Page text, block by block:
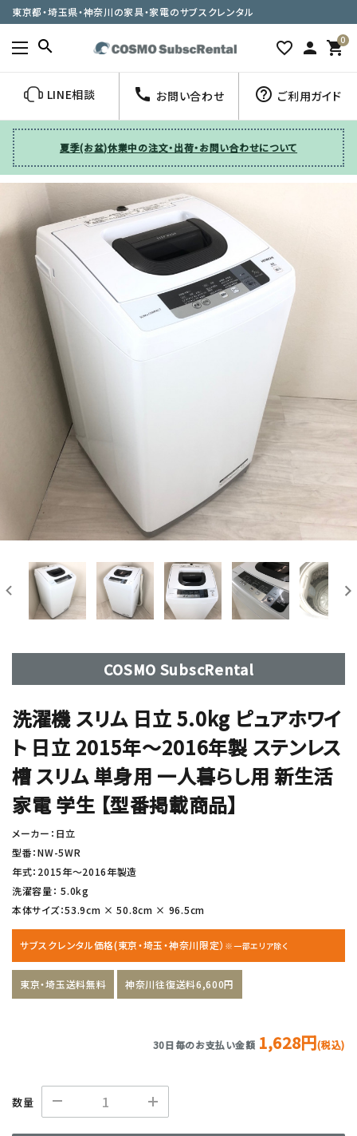
東京都・埼玉県・神奈川の家具・家電のサブスクレンタル
search favorite_border person 0
shopping_cart
LINE相談 call お問い合わせ help_outline ご利用ガイド
夏季(お盆)休業中の注文・出荷・お問い合わせについて
COSMO SubscRental
洗濯機 スリム 日立 5.0kg ピュアホワイ
ト 日立 2015年〜2016年製 ステンレス
槽 スリム 単身用 一人暮らし用 新生活
家電 学生 【型番掲載商品】
メーカー：日立
型番：NW-5WR
年式：2015年〜2016年製造
洗濯容量： 5.0kg
本体サイズ：53.9cm × 50.8cm × 96.5cm
サブスクレンタル価格(東京・埼玉・神奈川限定） ※一部エリア除く
東京・埼玉送料無料 神奈川往復送料6,600円
30日毎のお支払い金額 1,628円(税込)
数量